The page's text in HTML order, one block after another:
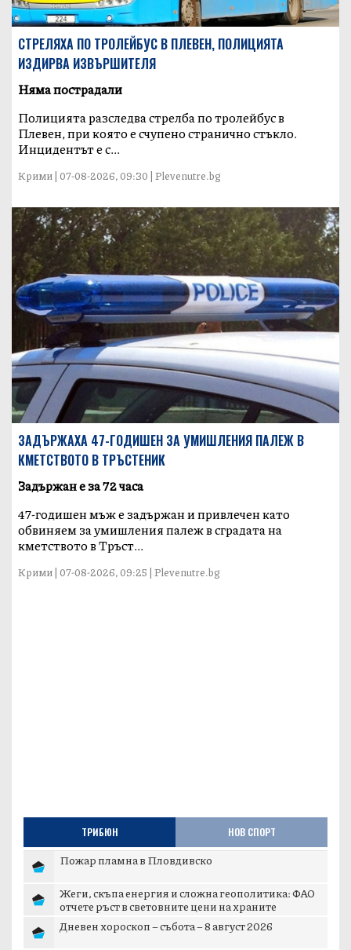
СТРЕЛЯХА ПО ТРОЛЕЙБУС В ПЛЕВЕН, ПОЛИЦИЯТА
ИЗДИРВА ИЗВЪРШИТЕЛЯ
Няма пострадали
Полицията разследва стрелба по тролейбус в
Плевен, при която е счупено странично стъкло.
Инцидентът е с...
Крими | 07-08-2026, 09:30 | Plevenutre.bg
ЗАДЪРЖАХА 47-ГОДИШЕН ЗА УМИШЛЕНИЯ ПАЛЕЖ В
КМЕТСТВОТО В ТРЪСТЕНИК
Задържан е за 72 часа
47-годишен мъж е задържан и привлечен като
обвиняем за умишления палеж в сградата на
кметството в Тръст...
Крими | 07-08-2026, 09:25 | Plevenutre.bg
ТРИБЮН НОВ СПОРТ
Пожар пламна в Пловдивско
Жеги, скъпа енергия и сложна геополитика: ФАО
отчете ръст в световните цени на храните
Дневен хороскоп – събота – 8 август 2026